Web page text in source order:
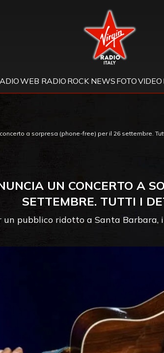
Virgin Radio
WEB RADIO ROCK NEWS FOTOVIDEO
a sorpresa (phone-free) per il 26 settembre.
UN CONCERTO A
SETTEMBRE. TUTTI I
pubblico ridotto a Santa